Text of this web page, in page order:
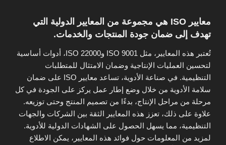
معايير ISO هي مجموعة من المعايير الدولية التي
تهدف إلى ضمان جودة المنتجات والخدمات.
تُعتبر هذه المعايير، مثل ISO 9001 وISO 22000، أدوات أساسية
لتحسين العمليات الإنتاجية وضمان الامتثال للمتطلبات
التنظيمية. في صناعة الأدوية، تساعد معايير ISO على ضمان
سلامة الأدوية من خلال وضع إطار عمل يركز على الجودة في كل
مرحلة من مراحل الإنتاج، بدءًا من تصميم المنتج وحتى توزيعه.
علاوة على ذلك، تعزز هذه المعايير الثقة بين الشركات والجهات
التنظيمية، مما يسهل الحصول على الشهادات الدولية للأدوية.
لمزيد من المعلومات حول فوائد هذه المعايير، يمكن الاطلاع